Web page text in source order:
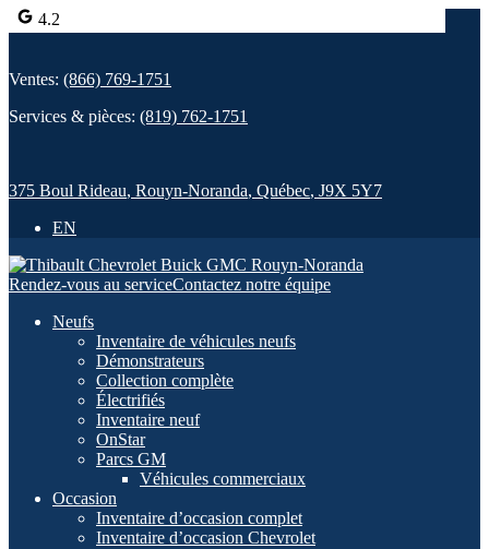
4.2
Ventes: (866) 769-1751
Services & pièces: (819) 762-1751
375 Boul Rideau, Rouyn-Noranda, Québec, J9X 5Y7
EN
Rendez-vous au serviceContactez notre équipe
Neufs
Inventaire de véhicules neufs
Démonstrateurs
Collection complète
Électrifiés
Inventaire neuf
OnStar
Parcs GM
Véhicules commerciaux
Occasion
Inventaire d’occasion complet
Inventaire d’occasion Chevrolet